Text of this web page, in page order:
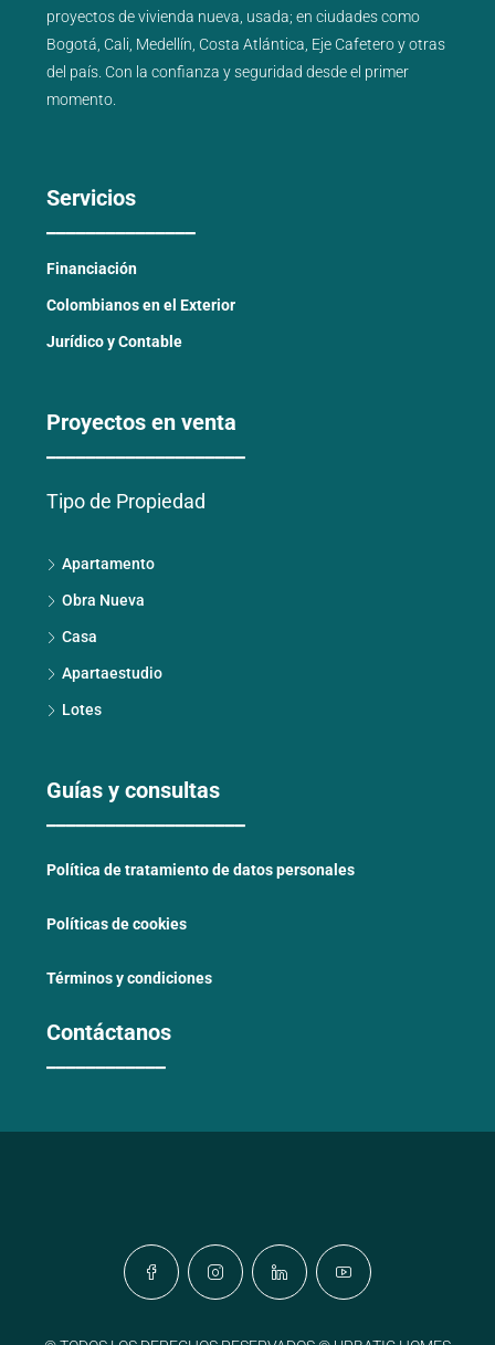
proyectos devivienda nueva usada; en ciudades como
Bogotá Cali Medellín Costa Atlántica Eje Cafeteroyotras
del país . Con la confianza y seguridad desde el primer
momento.
Servicios
Financiación
Colombianos en el Exterior
Jurídico y Contable
Proyectos en venta
Tipo de Propiedad
Apartamento
Obra Nueva
Casa
Apartaestudio
Lotes
Guías y consultas
Política de tratamiento de datos personales
Políticas de cookies
Términos y condiciones
Contáctanos